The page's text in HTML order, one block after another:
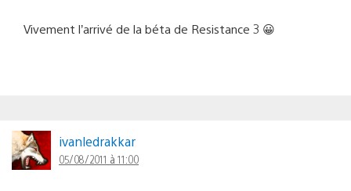
Vivement l’arrivé de la béta de Resistance 3 😀
ivanledrakkar
05/08/2011 à 11:00